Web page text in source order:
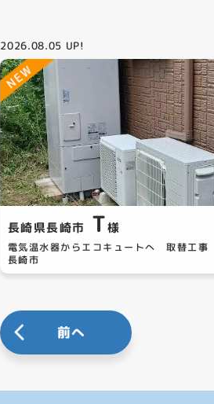
2026.08.05 UP!
長崎県長崎市 T様
電気温水器からエコキュートへ 取替工事
長崎市
前へ